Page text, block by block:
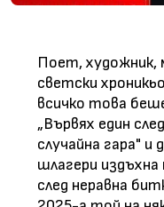
Поет, художник,
светски
всичко това
„Вървях един
случайна гара" и
шлагери
след неравна